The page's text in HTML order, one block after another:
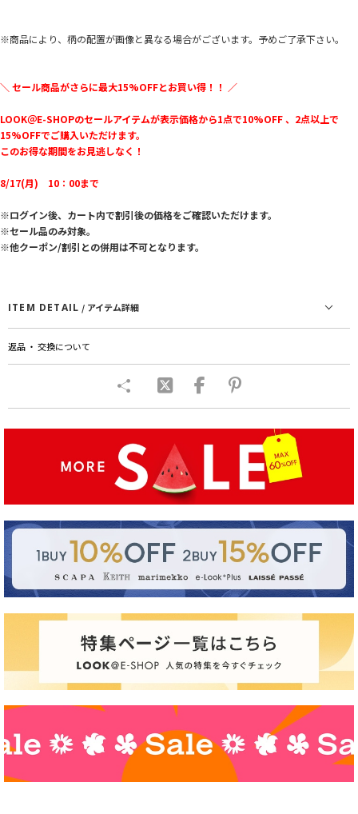
※商品により、柄の配置が画像と異なる場合がございます。予めご了承下さい。
＼ セール商品がさらに最大15%OFFとお買い得！！ ／
LOOK＠E-SHOPのセールアイテムが表示価格から1点で10%OFF 、2点以上で
15%OFFでご購入いただけます。
このお得な期間をお見逃しなく！
8/17(月) 10：00まで
※ログイン後、カート内で割引後の価格をご確認いただけます。
※セール品のみ対象。
※他クーポン/割引との併用は不可となります。
ITEM DETAIL / アイテム詳細
返品 ・ 交換について